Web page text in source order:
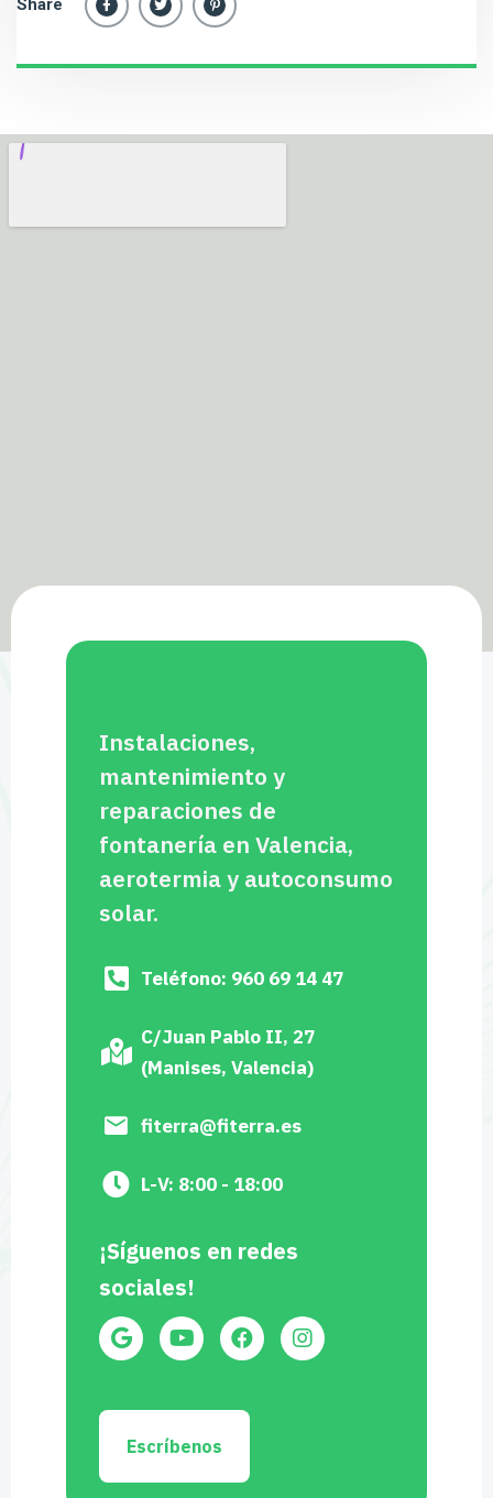
Share
Instalaciones,
mantenimiento y
reparaciones de
fontanería en Valencia,
aerotermia y autoconsumo
solar.
Teléfono: 960 69 14 47
C/Juan Pablo II, 27
(Manises, Valencia)
fiterra@fiterra.es
L-V: 8:00 - 18:00
¡Síguenos en redes
sociales!
Escríbenos